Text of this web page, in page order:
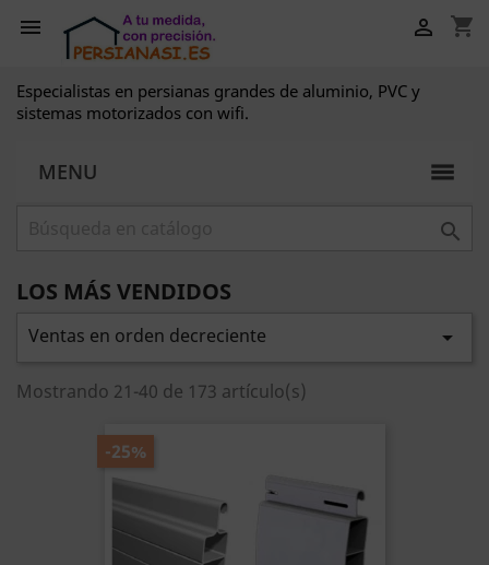
 shopping_cart

Especialistas en persianas grandes de aluminio, PVC y
sistemas motorizados con wifi.
MENU

LOS MÁS VENDIDOS
Ventas en orden decreciente 
Mostrando 21-40 de 173 artículo(s)
-25%